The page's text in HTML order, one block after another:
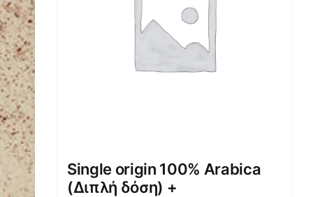
Single origin 100% Arabica
(Διπλή δόση) +